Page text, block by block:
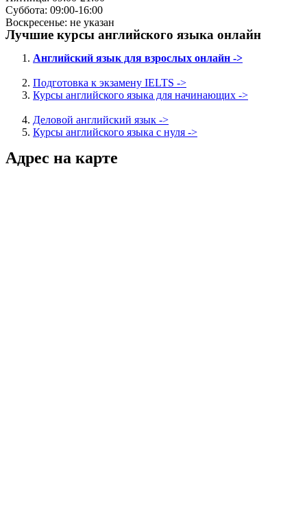
Суббота: 09:00-16:00
Воскресенье: не указан
Лучшие курсы английского языка онлайн
Английский язык для взрослых онлайн ->
Подготовка к экзамену IELTS ->
Курсы английского языка для начинающих ->
Деловой английский язык ->
Курсы английского языка с нуля ->
Адрес на карте